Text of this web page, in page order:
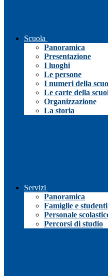
Scuola
Panoramica
Presentazione
I luoghi
Le persone
I numeri della
Le carte della
Organizzazione
La storia
Servizi
Panoramica
Famiglie e studenti
Personale
Percorsi di studio